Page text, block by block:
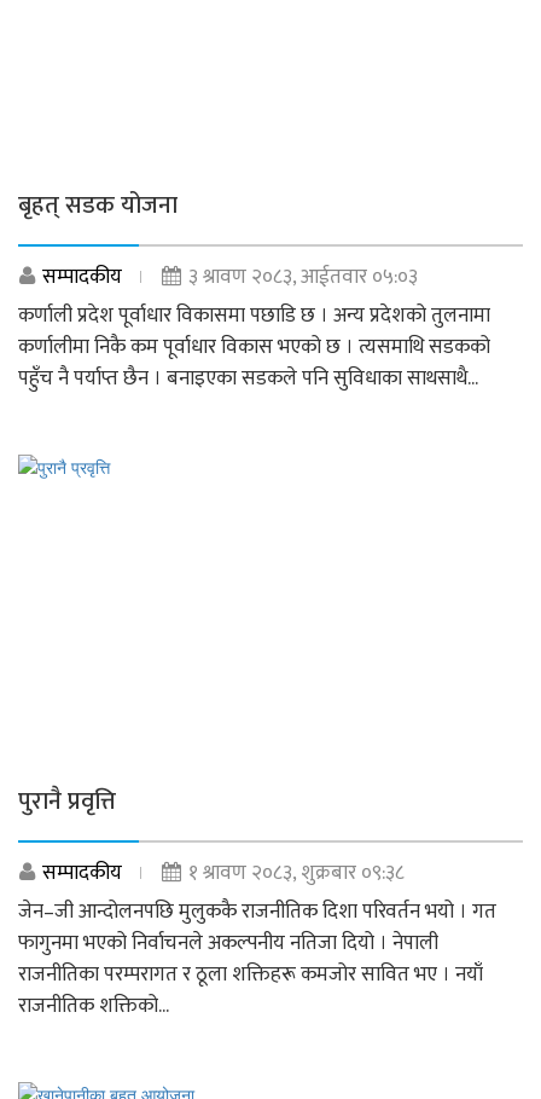
बृहत् सडक योजना
सम्पादकीय
३ श्रावण २०८३, आईतवार ०५:०३
कर्णाली प्रदेश पूर्वाधार विकासमा पछाडि छ । अन्य प्रदेशको तुलनामा
कर्णालीमा निकै कम पूर्वाधार विकास भएको छ । त्यसमाथि सडकको
पहुँच नै पर्याप्त छैन । बनाइएका सडकले पनि सुविधाका साथसाथै...
पुरानै प्रवृत्ति
सम्पादकीय
१ श्रावण २०८३, शुक्रबार ०९:३८
जेन–जी आन्दोलनपछि मुलुककै राजनीतिक दिशा परिवर्तन भयो । गत
फागुनमा भएको निर्वाचनले अकल्पनीय नतिजा दियो । नेपाली
राजनीतिका परम्परागत र ठूला शक्तिहरू कमजोर सावित भए । नयाँ
राजनीतिक शक्तिको...